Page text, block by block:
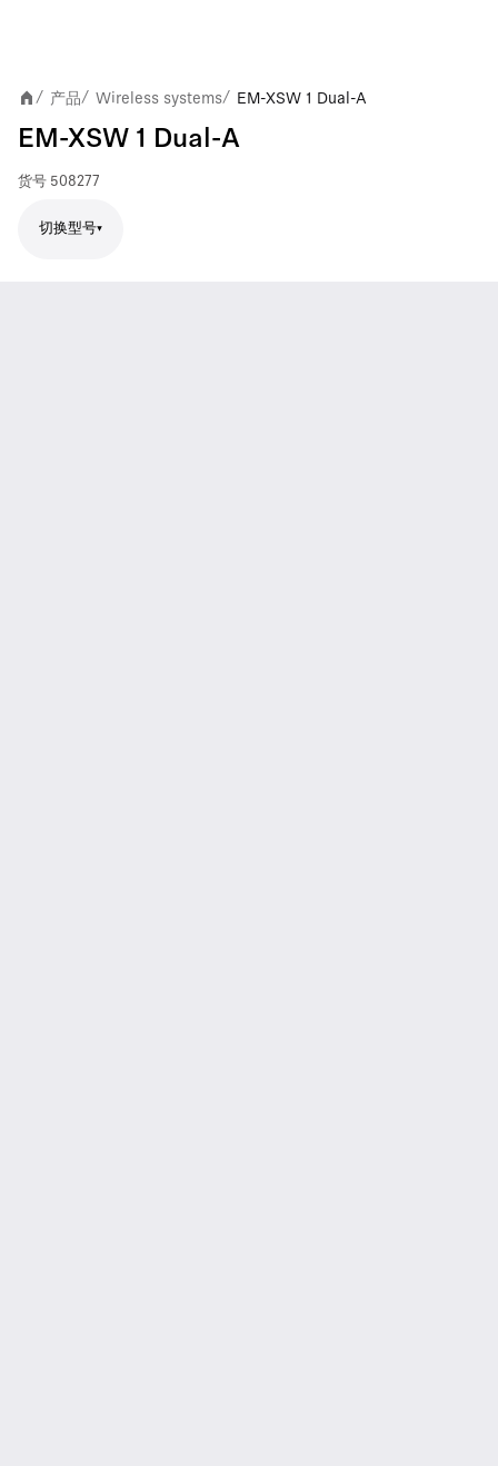
/ 产品/ Wireless systems/ EM-XSW 1 Dual-A
EM-XSW 1 Dual-A
货号 508277
切换型号